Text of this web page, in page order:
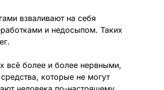
взваливают на себя
и недосыпом. Таких
всё более и более нервными,
которые не могут